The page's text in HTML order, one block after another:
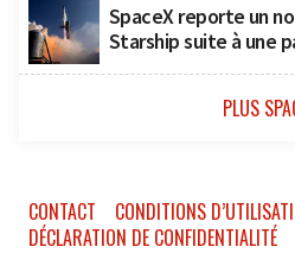
SpaceX reporte un
Starship suite à une
PLUS
CONTACT
CONDITIONS
DÉCLARATION DE CONFIDENTIALITÉ